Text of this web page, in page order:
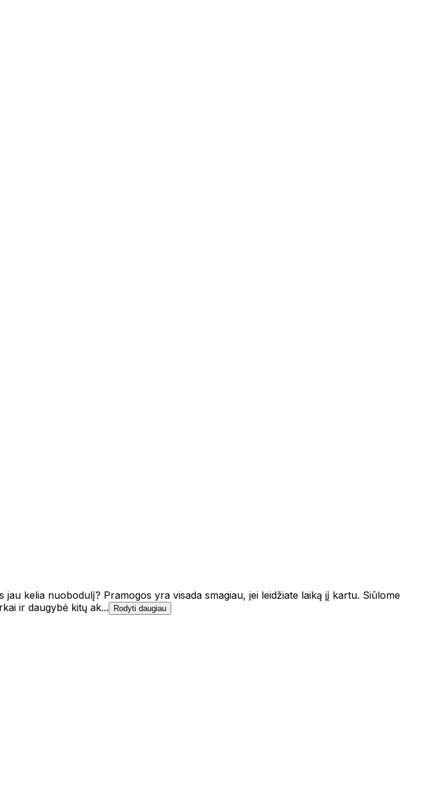
kelia nuobodulį? Pramogos yra visada smagiau, jei leidžiate laiką jį kartu. Siūlome
ir daugybė kitų ak...
Rodyti daugiau